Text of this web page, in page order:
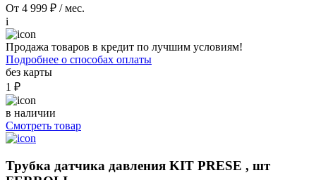
От 4 999 ₽ / мес.
i
Продажа товаров в кредит по лучшим условиям!
Подробнее о способах оплаты
без карты
1 ₽
в наличии
Смотреть товар
Трубка датчика давления KIT PRESE , шт